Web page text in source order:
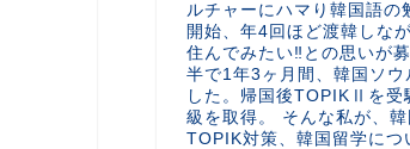
ルチャーにハマり韓国語の
開始、年4回ほど渡韓しな
住んでみたい‼︎との思いが
半で1年3ヶ月間、韓国ソウ
した。帰国後TOPIKⅡを受
級を取得。 そんな私が、
TOPIK対策、韓国留学につ